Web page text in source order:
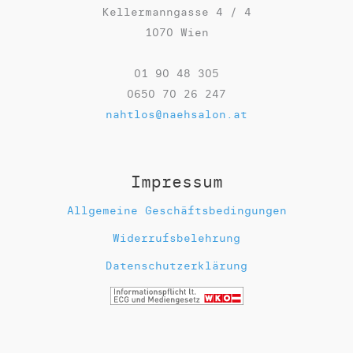
Kellermanngasse 4 / 4
1070 Wien
01 90 48 305
0650 70 26 247
nahtlos@naehsalon.at
Impressum
Allgemeine Geschäftsbedingungen
Widerrufsbelehrung
Datenschutzerklärung